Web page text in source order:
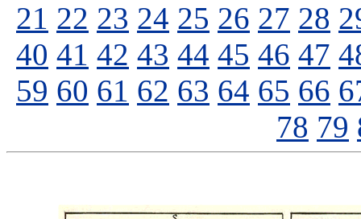
21 22 23 24 25 26 27 28
40 41 42 43 44 45 46 47
59 60 61 62 63 64 65 66
78 79